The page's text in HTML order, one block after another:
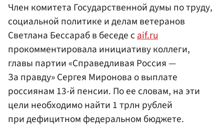
Член комитета Государственной думы по труду,
социальной политике и делам ветеранов
Светлана Бессараб в беседе сaif.ru
прокомментировала инициативу коллеги,
главы партии «Справедливая Россия —
За правду» Сергея Миронова о выплате
россиянам 13-й пенсии. По ее словам, на эти
цели необходимо найти 1 трлн рублей
при дефицитном федеральном бюджете.